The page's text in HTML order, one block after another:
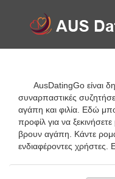
AusDatingGo είναι
συναρπαστικές
αγάπη και φιλία. Εδώ
προφίλ για να
βρουν αγάπη. Κάντε
ενδιαφέροντες χρήστες.